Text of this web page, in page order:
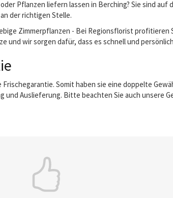
Pflanzen liefern lassen in Berching? Sie sind
der richtigen Stelle.
Zimmerpflanzen - Bei Regionsflorist profitieren
und wir sorgen dafür, dass es schnell und
Somit haben sie eine doppelte
Auslieferung. Bitte beachten Sie auch unsere